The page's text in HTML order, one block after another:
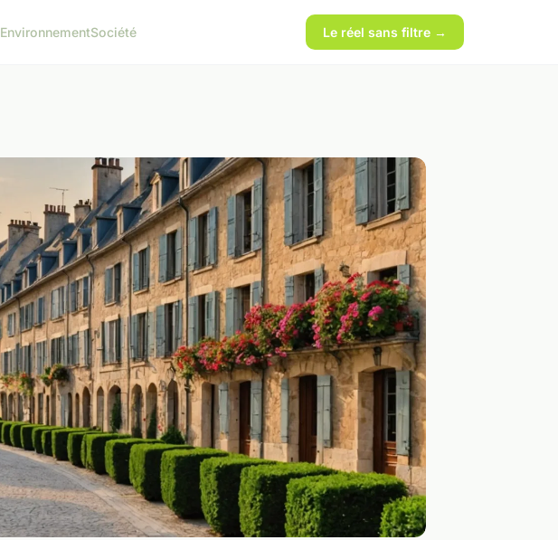
EnvironnementSociété Le réel sans filtre →